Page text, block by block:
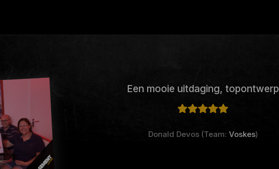
Een mooie uitdaging, topontwerp
Donald Devos (Team: Voskes)